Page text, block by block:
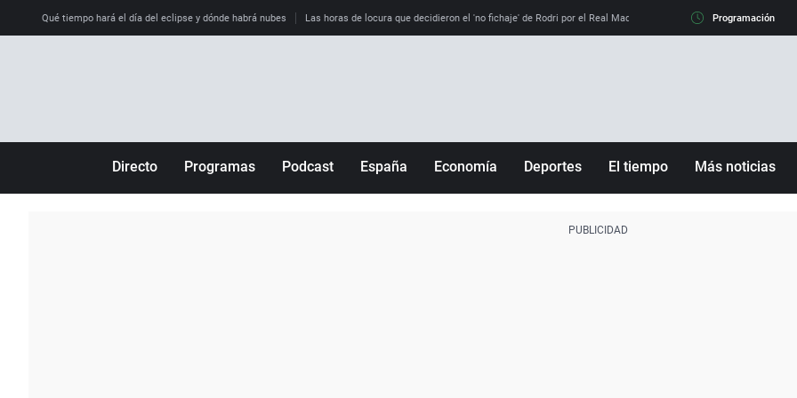
Qué tiempo hará el día del eclipse y dónde habrá nubes Las horas de locura que decidieron el 'no fichaje' de Rodri por el Real Madrid y su 'sí' al Barça La llamada
Programación
Directo Programas Podcast España Economía Deportes El tiempo Más noticias